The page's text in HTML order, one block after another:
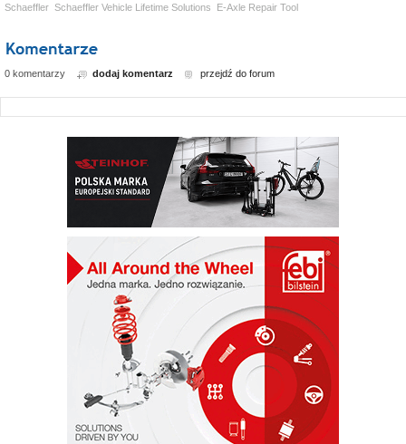
Schaeffler Schaeffler Vehicle Lifetime Solutions E-Axle Repair Tool
0 komentarzy dodaj komentarz przejdź do forum